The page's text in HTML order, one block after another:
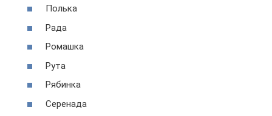
Полька
Рада
Ромашка
Рута
Рябинка
Серенада